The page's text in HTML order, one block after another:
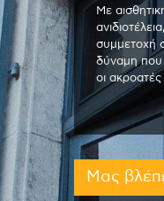
Με
συμμετοχή
δύναμη που
οι
Μας